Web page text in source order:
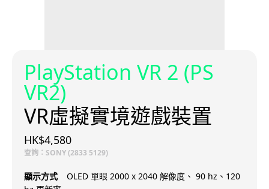
PlayStation VR 2 (PS
VR2)
VR虛擬實境遊戲裝置
HK$4,580
查詢：SONY (2833 5129)
顯示方式
OLED 單眼 2000 x 2040 解像度、 90 hz、120